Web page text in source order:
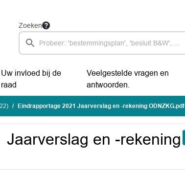
Zoeken
Uw invloed bij de
raad
Veelgestelde vragen en
antwoorden.
Eindrapportage 2021 Jaarverslag en -rekening ODNZKG.pdf
Jaarverslag en -rekening